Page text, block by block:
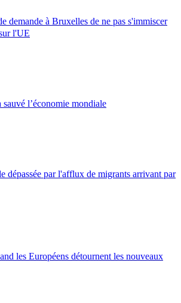
demande à Bruxelles de ne pas s'immiscer
l'UE
l’économie mondiale
dépassée par l'afflux de migrants arrivant par
les Européens détournent les nouveaux